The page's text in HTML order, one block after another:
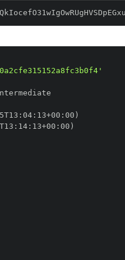
: 04: 13+00 :
: 14: 13+00 :